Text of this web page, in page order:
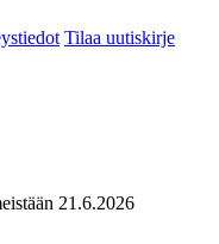
Tilaa uutiskirje
21.6.2026